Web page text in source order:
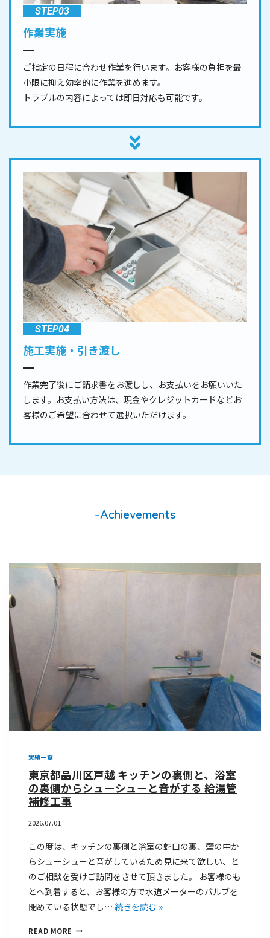
STEP03
作業実施
ご指定の日程に合わせ作業を行います。お客様の負担を最
小限に抑え効率的に作業を進めます。
トラブルの内容によっては即日対応も可能です。
STEP04
施工実施・引き渡し
作業完了後にご請求書をお渡しし、お支払いをお願いいた
します。お支払い方法は、現金やクレジットカードなどお
客様のご希望に合わせて選択いただけます。
-Achievements
実績一覧
東京都品川区戸越 キッチンの裏側と、浴室
の裏側からシューシューと音がする 給湯管
補修工事
2026.07.01
この度は、キッチンの裏側と浴室の蛇口の裏、壁の中か
らシューシューと音がしているため見に来て欲しい、と
のご相談を受けご訪問をさせて頂きました。 お客様のも
とへ到着すると、お客様の方で水道メーターのバルブを
閉めている状態でし… 続きを読む »
READ MORE